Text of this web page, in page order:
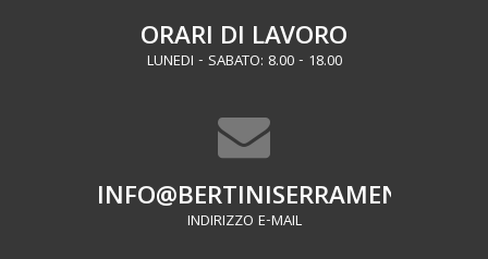
ORARI DI LAVORO
LUNEDI - SABATO: 8.00 - 18.00
INFO@BERTINISERRAMENTI.IT
INDIRIZZO E-MAIL